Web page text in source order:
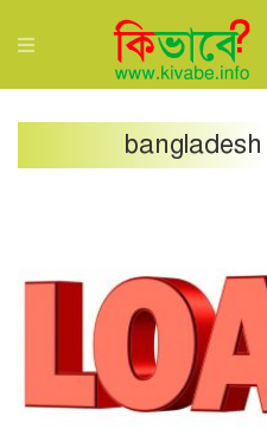
bangladesh